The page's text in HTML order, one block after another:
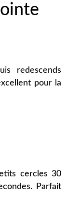
redescends
pour la
cercles 30
Parfait